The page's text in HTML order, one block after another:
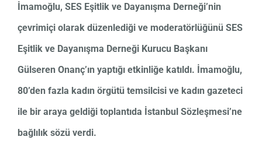
Projelerimiz
Platform
Yılın Kadınları
İmamoğlu, SES Eşitlik ve Dayanışma Derneği’nin
çevrimiçi olarak düzenlediği ve moderatörlüğünü SES
Eşitlik ve Dayanışma Derneği Kurucu Başkanı
Gülseren Onanç’ın yaptığı etkinliğe katıldı. İmamoğlu,
80’den fazla kadın örgütü temsilcisi ve kadın gazeteci
ile bir araya geldiği toplantıda İstanbul Sözleşmesi’ne
bağlılık sözü verdi.